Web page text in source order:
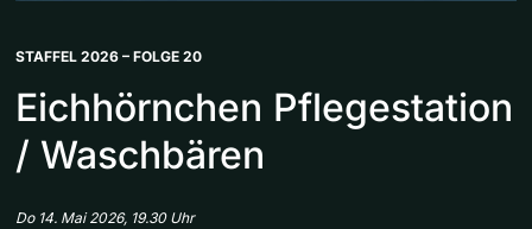
STAFFEL 2026 – FOLGE 20
Eichhörnchen Pflegestation
/ Waschbären
Do 14. Mai 2026, 19.30 Uhr